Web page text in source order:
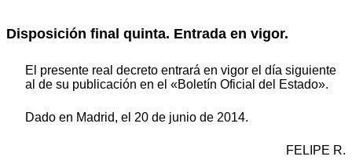
Disposición final quinta. Entrada en vigor.
El presente real decreto entrará en vigor el día siguiente
al de su publicación en el «Boletín Oficial del Estado».
Dado en Madrid, el 20 de junio de 2014.
FELIPE R.